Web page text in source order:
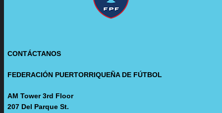
CONTÁCTANOS
FEDERACIÓN PUERTORRIQUEÑA DE FÚTBOL
AM Tower 3rd Floor
207 Del Parque St.